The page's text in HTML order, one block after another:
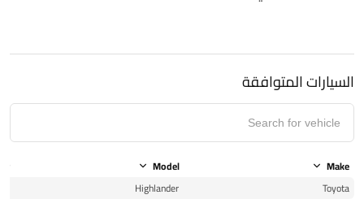
السيارات المتوافقة
Make
Model
Toyota
Highlander